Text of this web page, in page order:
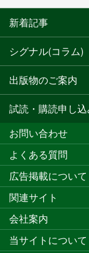
新着記事
シグナル(コラム)
出版物のご案内
試読・購読申し
お問い合わせ
よくある質問
広告掲載について
関連サイト
会社案内
当サイトについて